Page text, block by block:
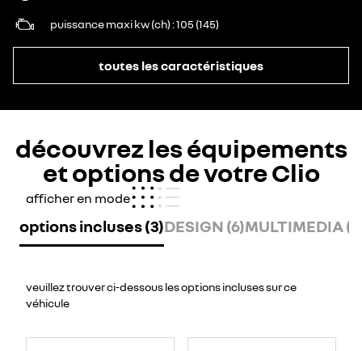
puissance maxi kw (ch) 105 (145)
toutes les caractéristiques
découvrez les équipements
et options de votre Clio
afficher en mode
options incluses (3)DESIGN (6)MULTIMEDIA
veuillez trouver ci-dessous les options incluses sur ce
véhicule